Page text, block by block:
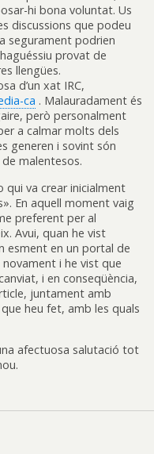
hi bona voluntat. Us
discussions que podeu
segurament podrien
provat de
llengües.
d’un xat IRC,
ca . Malauradament és
però personalment
a calmar molts dels
generen i sovint són
malentesos.
qui va crear inicialment
En aquell moment vaig
preferent per al
Avui, quan he vist
esment en un portal de
i he vist que
i en conseqüència,
juntament amb
heu fet, amb les quals
afectuosa salutació tot